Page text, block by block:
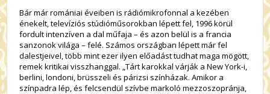
Bár már romániai éveiben is rádiómikrofonnal a kezében
énekelt, televíziós stúdióműsorokban lépett fel, 1996 körül
fordult intenzíven a dal műfaja – és azon belül is a francia
sanzonok világa – felé. Számos országban lépett már fel
dalestjeivel, több mint ezer ilyen előadást tudhat maga mögött,
remek kritikai visszhanggal. „Tárt karokkal várják a New York-i,
berlini, londoni, brüsszeli és párizsi színházak. Amikor a
színpadra lép, és felcsendül szívbe markoló mezzoszopránja,